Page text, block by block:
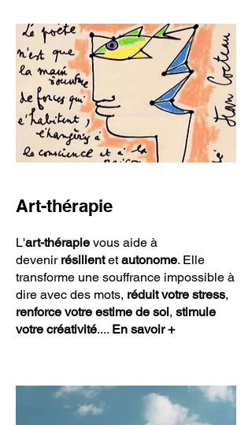
Art-thérapie
L'art-thérapie vous aide à
devenir résilientetautonome. Elle
transforme une souffrance impossible à
dire avec des mots, réduit votre stress,
renforce votre estime de soi, stimule
votre créativité.... En savoir +